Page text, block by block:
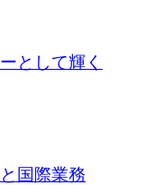
として輝く
国際業務